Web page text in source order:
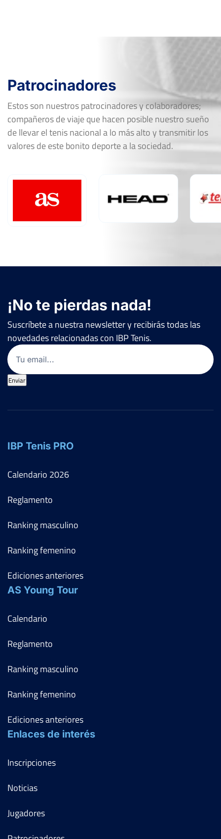
Patrocinadores
Estos son nuestros patrocinadores y colaboradores;
compañeros de viaje que hacen posible nuestro sueño
de llevar el tenis nacional a lo más alto y transmitir los
valores de este bonito deporte a la sociedad.
¡No te pierdas nada!
Suscríbete a nuestra newsletter y recibirás todas las
novedades relacionadas con IBP Tenis.
Email
Enviar
IBP Tenis PRO
Calendario 2026
Reglamento
Ranking masculino
Ranking femenino
Ediciones anteriores
AS Young Tour
Calendario
Reglamento
Ranking masculino
Ranking femenino
Ediciones anteriores
Enlaces de interés
Inscripciones
Noticias
Jugadores